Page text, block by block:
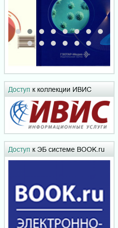
Доступ к коллекции ИВИС
Доступ к ЭБ системе BOOK.ru